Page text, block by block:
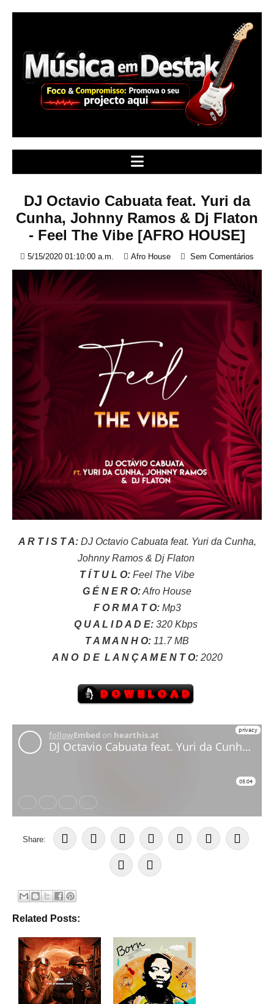
t
o
c
o
n
t
DJ Octavio Cabuata feat. Yuri da
Cunha, Johnny Ramos & Dj Flaton
- Feel The Vibe [AFRO HOUSE]
5/15/2020 01:10:00 a.m. Afro House Sem Comentários
A R T I S T A: DJ Octavio Cabuata feat. Yuri da Cunha,
Johnny Ramos & Dj Flaton
T Í T U L O: Feel The Vibe
G É N E R O:Afro House
F O R M A T O:Mp3
Q U A L I D A D E: 320 Kbps
T A M A N H O: 11.7 MB
A N O D E L A N Ç A M E N T O:2020
Share:
Related Posts: